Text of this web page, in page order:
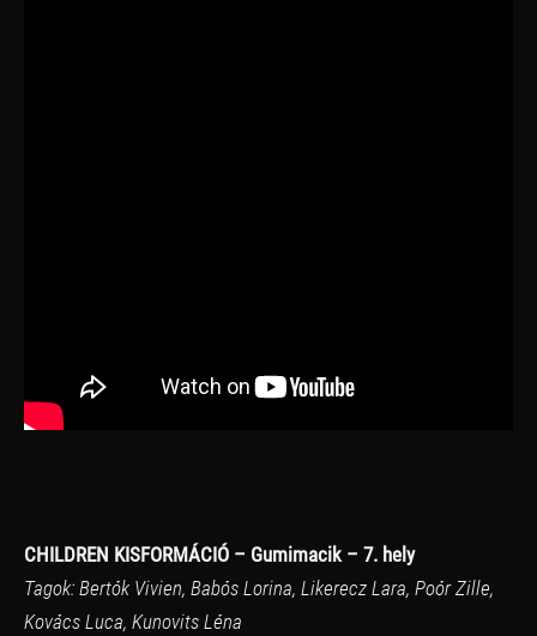
CHILDREN KISFORMÁCIÓ – Gumimacik – 7. hely
Tagok: Bertók Vivien, Babós Lorina, Likerecz Lara, Poór Zille,
Kovács Luca, Kunovits Léna